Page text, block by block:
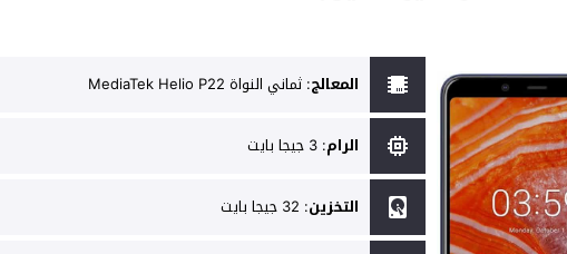
المعالج: ثماني النواة MediaTek Helio P22
الرام: 3 جيجا بايت
التخزين: 32 جيجا بايت